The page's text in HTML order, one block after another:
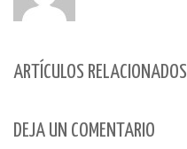
ARTÍCULOS RELACIONADOS
DEJA UN COMENTARIO